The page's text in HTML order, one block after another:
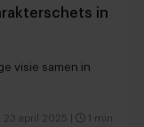
in
visie samen in
23 april 2025 1 min